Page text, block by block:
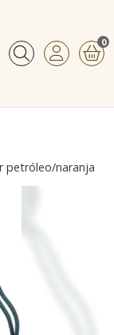
Buscar
0
petróleo/naranja